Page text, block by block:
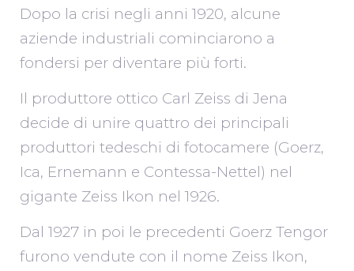
Dopo la crisi negli anni 1920, alcune
aziende industriali cominciarono a
fondersi per diventare più forti.
Il produttore ottico Carl Zeiss di Jena
decide di unire quattro dei principali
produttori tedeschi di fotocamere (Goerz,
Ica, Ernemann e Contessa-Nettel) nel
gigante Zeiss Ikon nel 1926.
Dal 1927 in poi le precedenti Goerz Tengor
furono vendute con il nome Zeiss Ikon,